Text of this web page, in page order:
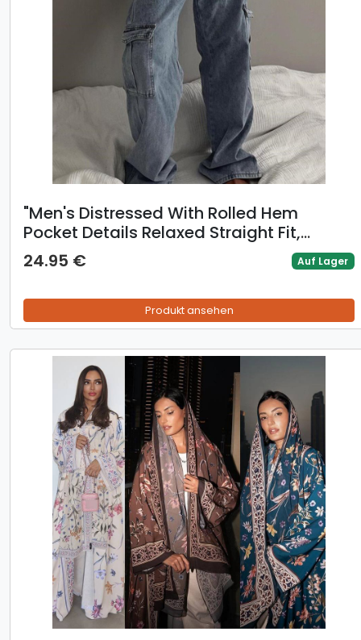
​​"Men's Distressed With Rolled Hem
Pocket Details Relaxed Straight Fit,
Washed Vintage Style Streetwear
Fashion Polyester Blend Stretch"​​
24.95 € Auf Lager
Produkt ansehen